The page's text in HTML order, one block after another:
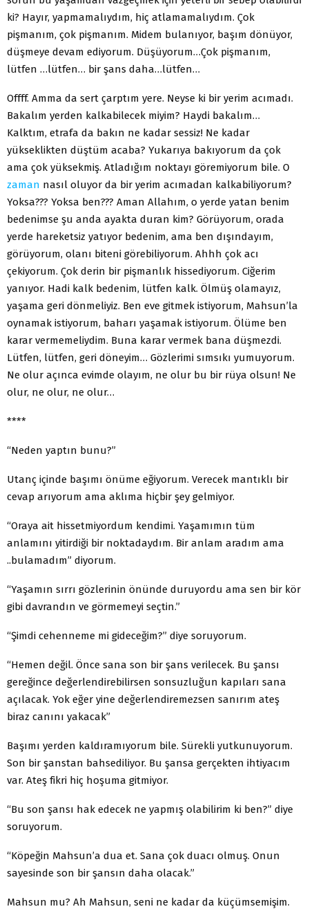
ki? Hayır, yapmamalıydım, hiç atlamamalıydım. Çok
pişmanım, çok pişmanım. Midem bulanıyor, başım dönüyor,
düşmeye devam ediyorum. Düşüyorum…Çok pişmanım,
lütfen …lütfen… bir şans daha…lütfen…
Offff. Amma da sert çarptım yere. Neyse ki bir yerim acımadı.
Bakalım yerden kalkabilecek miyim? Haydi bakalım…
Kalktım, etrafa da bakın ne kadar sessiz! Ne kadar
yükseklikten düştüm acaba? Yukarıya bakıyorum da çok
ama çok yüksekmiş. Atladığım noktayı göremiyorum bile. O
zaman nasıl oluyor da bir yerim acımadan kalkabiliyorum?
Yoksa??? Yoksa ben??? Aman Allahım, o yerde yatan benim
bedenimse şu anda ayakta duran kim? Görüyorum, orada
yerde hareketsiz yatıyor bedenim, ama ben dışındayım,
görüyorum, olanı biteni görebiliyorum. Ahhh çok acı
çekiyorum. Çok derin bir pişmanlık hissediyorum. Ciğerim
yanıyor. Hadi kalk bedenim, lütfen kalk. Ölmüş olamayız,
yaşama geri dönmeliyiz. Ben eve gitmek istiyorum, Mahsun’la
oynamak istiyorum, baharı yaşamak istiyorum. Ölüme ben
karar vermemeliydim. Buna karar vermek bana düşmezdi.
Lütfen, lütfen, geri döneyim… Gözlerimi sımsıkı yumuyorum.
Ne olur açınca evimde olayım, ne olur bu bir rüya olsun! Ne
olur, ne olur, ne olur…
****
“Neden yaptın bunu?”
Utanç içinde başımı önüme eğiyorum. Verecek mantıklı bir
cevap arıyorum ama aklıma hiçbir şey gelmiyor.
“Oraya ait hissetmiyordum kendimi. Yaşamımın tüm
anlamını yitirdiği bir noktadaydım. Bir anlam aradım ama
..bulamadım” diyorum.
“Yaşamın sırrı gözlerinin önünde duruyordu ama sen bir kör
gibi davrandın ve görmemeyi seçtin.”
“Şimdi cehenneme mi gideceğim?” diye soruyorum.
“Hemen değil. Önce sana son bir şans verilecek. Bu şansı
gereğince değerlendirebilirsen sonsuzluğun kapıları sana
açılacak. Yok eğer yine değerlendiremezsen sanırım ateş
biraz canını yakacak”
Başımı yerden kaldıramıyorum bile. Sürekli yutkunuyorum.
Son bir şanstan bahsediliyor. Bu şansa gerçekten ihtiyacım
var. Ateş fikri hiç hoşuma gitmiyor.
“Bu son şansı hak edecek ne yapmış olabilirim ki ben?” diye
soruyorum.
“Köpeğin Mahsun’a dua et. Sana çok duacı olmuş. Onun
sayesinde son bir şansın daha olacak.”
Mahsun mu? Ah Mahsun, seni ne kadar da küçümsemişim.